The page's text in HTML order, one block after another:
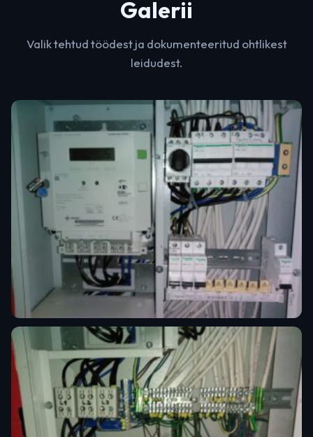
Galerii
Valik tehtud töödest ja dokumenteeritud ohtlikest
leidudest.